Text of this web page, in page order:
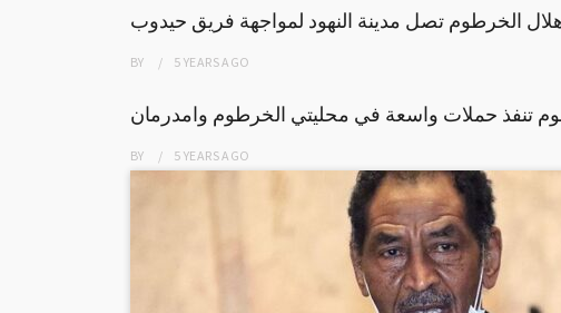
الخرطوم تصل مدينة النهود لمواجهة فريق حيدوب
BY 5 YEARSAGO
تنفذ حملات واسعة في محليتي الخرطوم وامدرمان
BY 5 YEARSAGO